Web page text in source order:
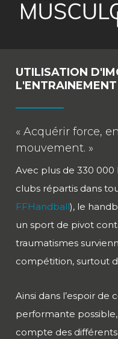
UTILISATION
« Acquérir force,
mouvement. »
Avec plus de 330 000
clubs répartis dans
FFHandball), le
un sport de pivot
traumatismes
compétition, surtout
Ainsi dans l’espoir de
performante
compte des